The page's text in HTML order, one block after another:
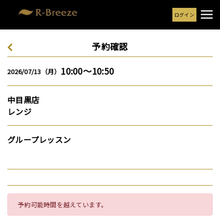
ログイン
予約確認
2026/07/13（月） 10:00～10:50
中目黒店
レンジ
グループレッスン
予約可能時間を越えています。